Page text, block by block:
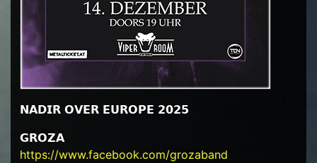
𝗡𝗔𝗗𝗜𝗥 𝗢𝗩𝗘𝗥 𝗘𝗨𝗥𝗢𝗣𝗘 𝟮𝟬𝟮𝟱
𝗚𝗥𝗢𝗭𝗔
https://www.facebook.com/grozaband